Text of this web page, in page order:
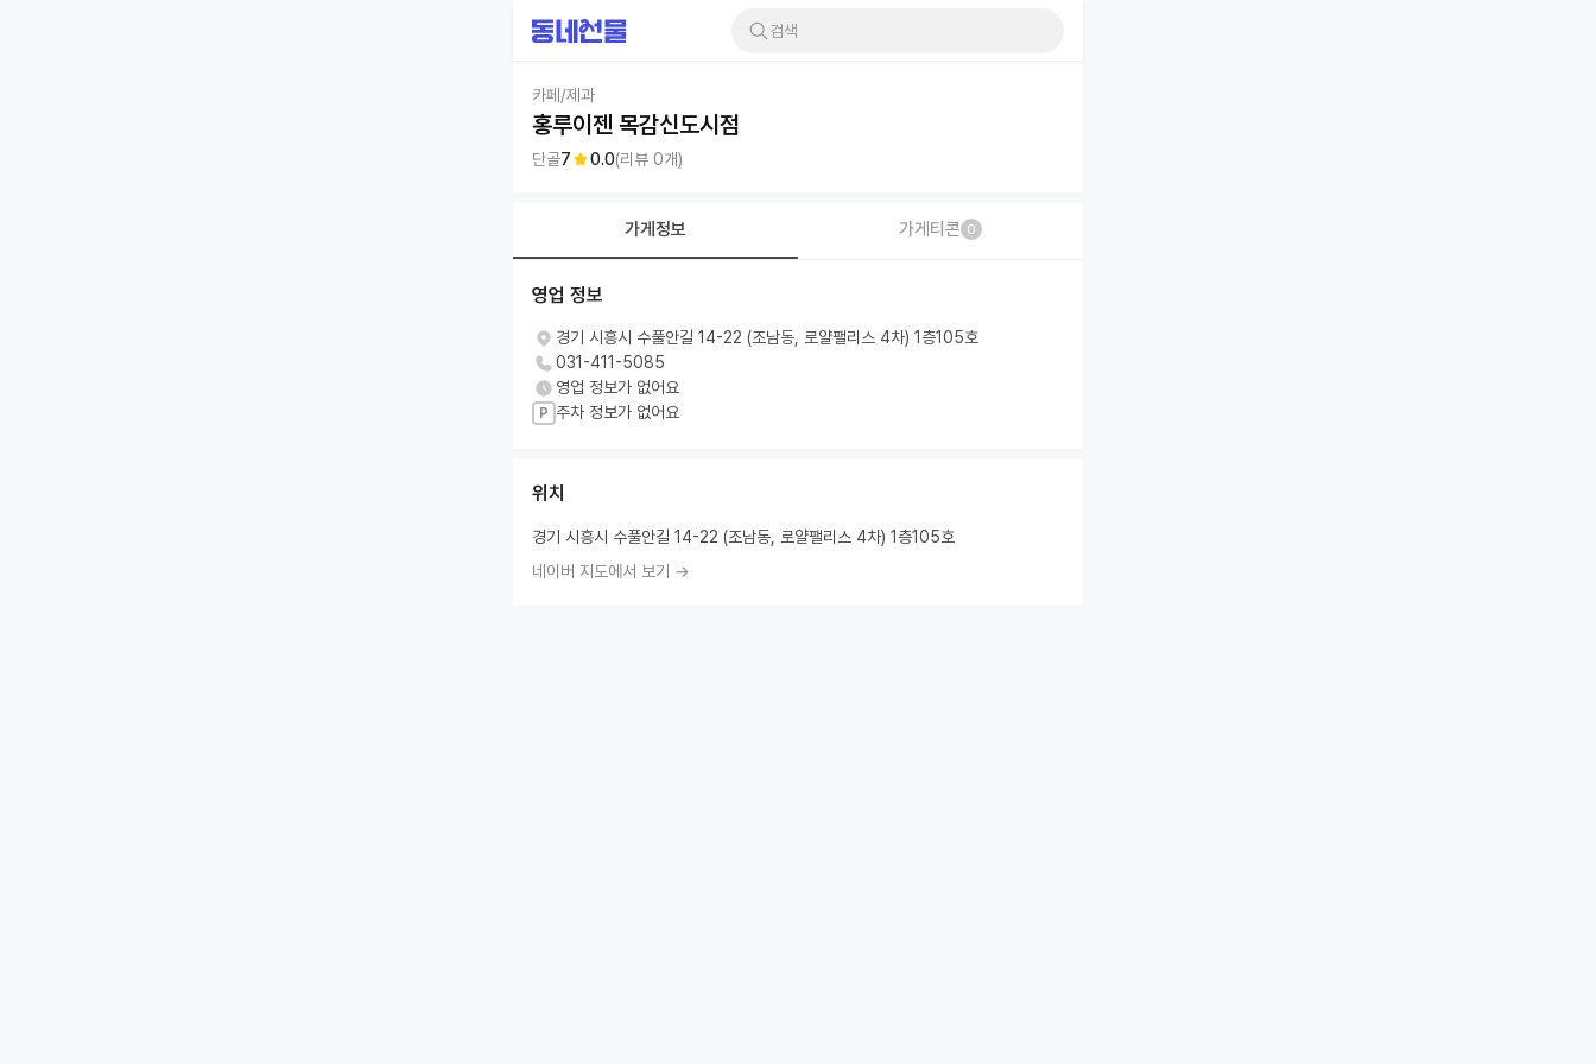
검색
카페/제과
홍루이젠 목감신도시점
단골7 0.0(리뷰 0개)
가게정보 가게티콘 0
영업 정보
경기 시흥시 수풀안길 14-22 (조남동, 로얄팰리스 4차) 1층105호
031-411-5085
영업 정보가 없어요
P 주차 정보가 없어요
위치
경기 시흥시 수풀안길 14-22 (조남동, 로얄팰리스 4차) 1층105호
네이버 지도에서 보기 →